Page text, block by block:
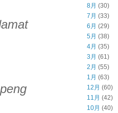
8月 (30)
7月 (33)
6月 (29)
5月 (38)
4月 (35)
3月 (61)
2月 (55)
1月 (63)
12月 (60)
11月 (42)
10月 (40)